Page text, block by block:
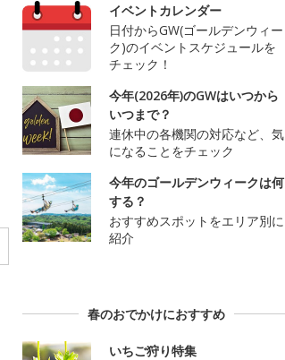
イベントカレンダー
日付からGW(ゴールデンウィー
ク)のイベントスケジュールを
チェック！
今年(2026年)のGWはいつから
いつまで？
連休中の各機関の対応など、気
になることをチェック
今年のゴールデンウィークは何
する？
おすすめスポットをエリア別に
紹介
春のおでかけにおすすめ
いちご狩り特集